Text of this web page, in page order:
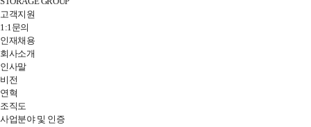
고객지원
1:1문의
인재채용
전
체
메
뉴
열
기
회사소개
인사말
비전
연혁
조직도
사업분야 및 인증